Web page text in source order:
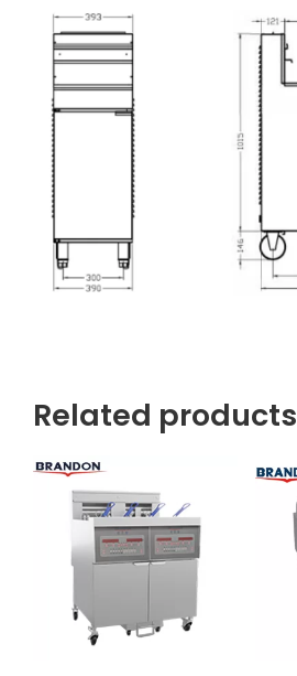
Related products